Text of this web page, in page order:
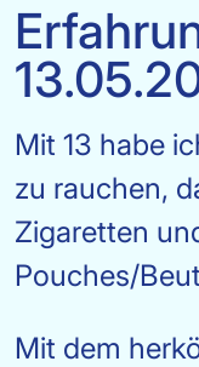
Mit 13 habe
zu rauchen,
Zigaretten
Pouches/
Mit dem